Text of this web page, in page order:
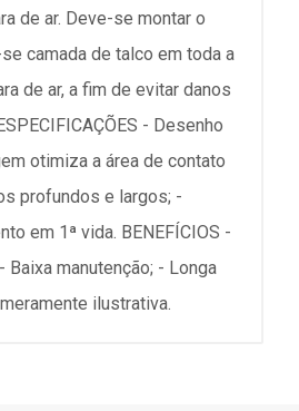
de ar. Deve-se montar o
camada de talco em toda a
de ar, a fim de evitar danos
- Desenho
otimiza a área de contato
profundos e largos; -
em 1ª vida. BENEFÍCIOS -
Baixa manutenção; - Longa
ilustrativa.